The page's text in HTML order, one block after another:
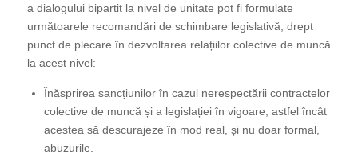
a dialogului bipartit la nivel de unitate pot fi formulate
următoarele recomandări de schimbare legislativă, drept
punct de plecare în dezvoltarea relațiilor colective de muncă
la acest nivel:
Înăsprirea sancțiunilor în cazul nerespectării contractelor
colective de muncă și a legislației în vigoare, astfel încât
acestea să descurajeze în mod real, și nu doar formal,
abuzurile.